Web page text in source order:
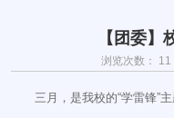
【团委】
浏览次数： 11
三月，是我校的“学雷锋”